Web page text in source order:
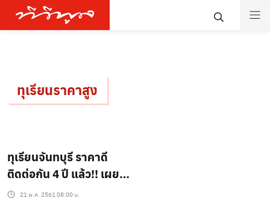
ทุเรียนราคาสูง
ทุเรียนจันทบุรี ราคาดี
ติดต่อกัน 4 ปี แล้ว!! เผยทุ
เทียนราคาดี 4 ปีซ้อน
21 พ.ค. 2561 08:00 น.